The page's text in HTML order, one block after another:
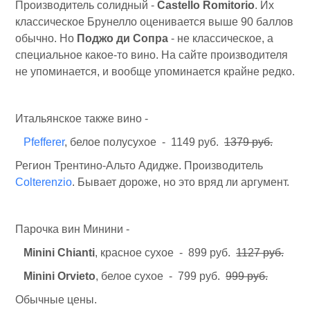
Производитель солидный - Castello Romitorio. Их
классическое Брунелло оценивается выше 90 баллов
обычно. Но Поджо ди Сопра - не классическое, а
специальное какое-то вино. На сайте производителя
не упоминается, и вообще упоминается крайне редко.
Итальянское также вино -
Pfefferer, белое полусухое - 1149 руб. 1379 руб.
Регион Трентино-Альто Адидже. Производитель
Colterenzio. Бывает дороже, но это вряд ли аргумент.
Парочка вин Минини -
Minini Chianti, красное сухое - 899 руб. 1127 руб.
Minini Orvieto, белое сухое - 799 руб. 999 руб.
Обычные цены.